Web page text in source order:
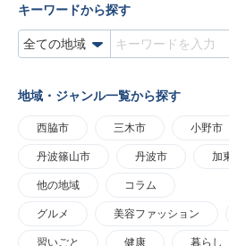
キーワードから探す
地域・ジャンル一覧から探す
西脇市 三木市 小野市
丹波篠山市 丹波市 加
他の地域 コラム
グルメ 美容ファッション
習いごと 健康 暮らし